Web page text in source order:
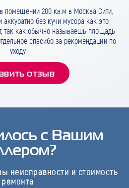
помещении 200 кв.м в Москва Сити,
без кучи мусора как это
так как обычно называешь площадь
спасибо за рекомендации по
уходу
отзыв
с Вашим
неисправности и стоимость
ремонта